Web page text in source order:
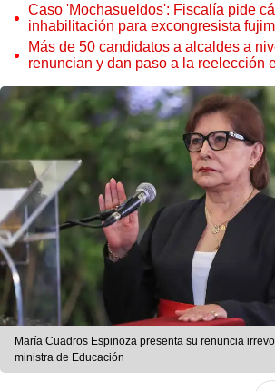
Caso 'Mochasueldos': Fiscalía pide
inhabilitación para excongresista
Cordero Jon Tay
Más de 50 candidatos a alcaldes a
renuncian y dan paso a la reelección
María Cuadros Espinoza presenta su renuncia
ministra de Educación